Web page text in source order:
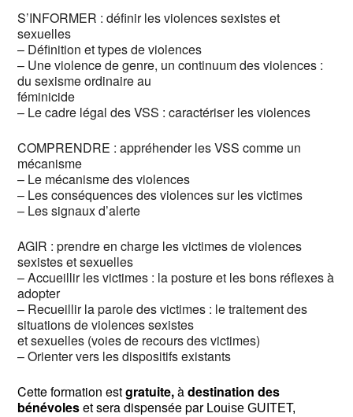
S’INFORMER : définir les violences sexistes et
sexuelles
– Définition et types de violences
– Une violence de genre, un continuum des violences :
du sexisme ordinaire au
féminicide
– Le cadre légal des VSS : caractériser les violences
COMPRENDRE : appréhender les VSS comme un
mécanisme
– Le mécanisme des violences
– Les conséquences des violences sur les victimes
– Les signaux d’alerte
AGIR : prendre en charge les victimes de violences
sexistes et sexuelles
– Accueillir les victimes : la posture et les bons réflexes à
adopter
– Recueillir la parole des victimes : le traitement des
situations de violences sexistes
et sexuelles (voies de recours des victimes)
– Orienter vers les dispositifs existants
Cette formation estgratuite,àdestination des
bénévoleset sera dispensée parLouise GUITET,